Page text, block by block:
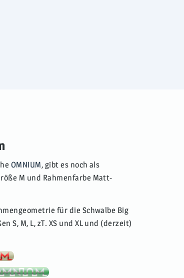
OMNIUM, gibt es noch als
M und Rahmenfarbe Matt-
für die Schwalbe Big
S, M, L, zT. XS und XL und (derzeit)